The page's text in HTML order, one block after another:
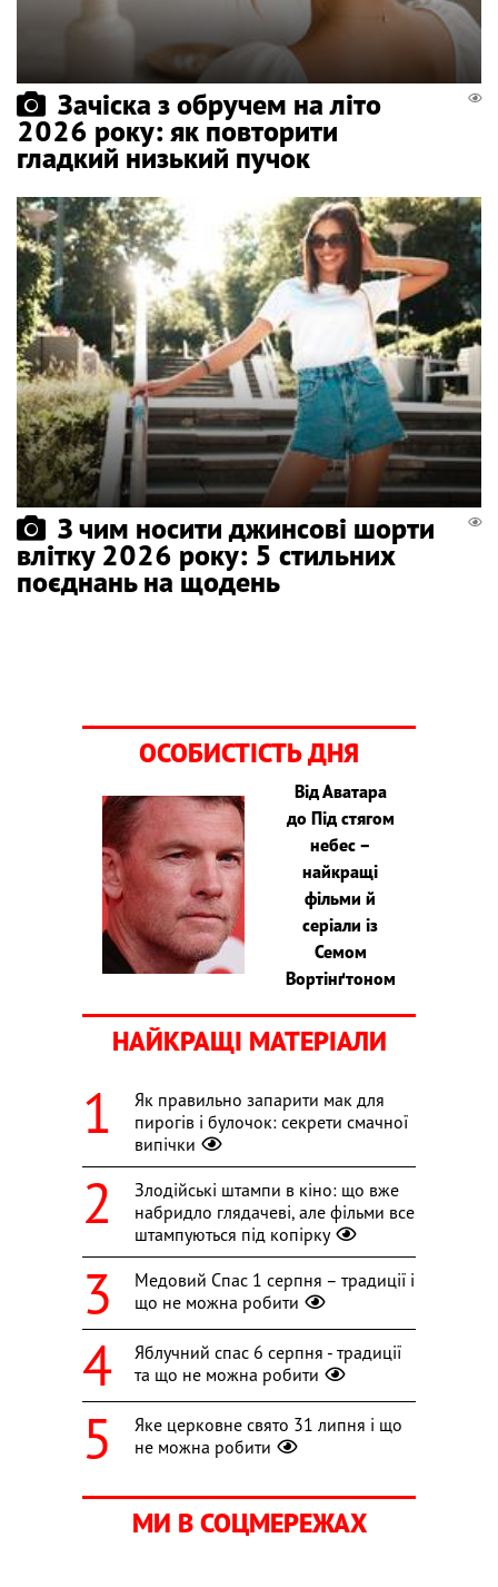
Зачіска з обручем на літо
2026 року: як повторити
гладкий низький пучок
З чим носити джинсові шорти
влітку 2026 року: 5 стильних
поєднань на щодень
ОСОБИСТІСТЬ ДНЯ
Від Аватара
до Під стягом
небес –
найкращі
фільми й
серіали із
Семом
Вортінґтоном
НАЙКРАЩІ МАТЕРІАЛИ
Як правильно запарити мак для
пирогів і булочок: секрети смачної
випічки
Злодійські штампи в кіно: що вже
набридло глядачеві, але фільми все
штампуються під копірку
Медовий Спас 1 серпня – традиції і
що не можна робити
Яблучний спас 6 серпня - традиції
та що не можна робити
Яке церковне свято 31 липня і що
не можна робити
МИ В СОЦМЕРЕЖАХ